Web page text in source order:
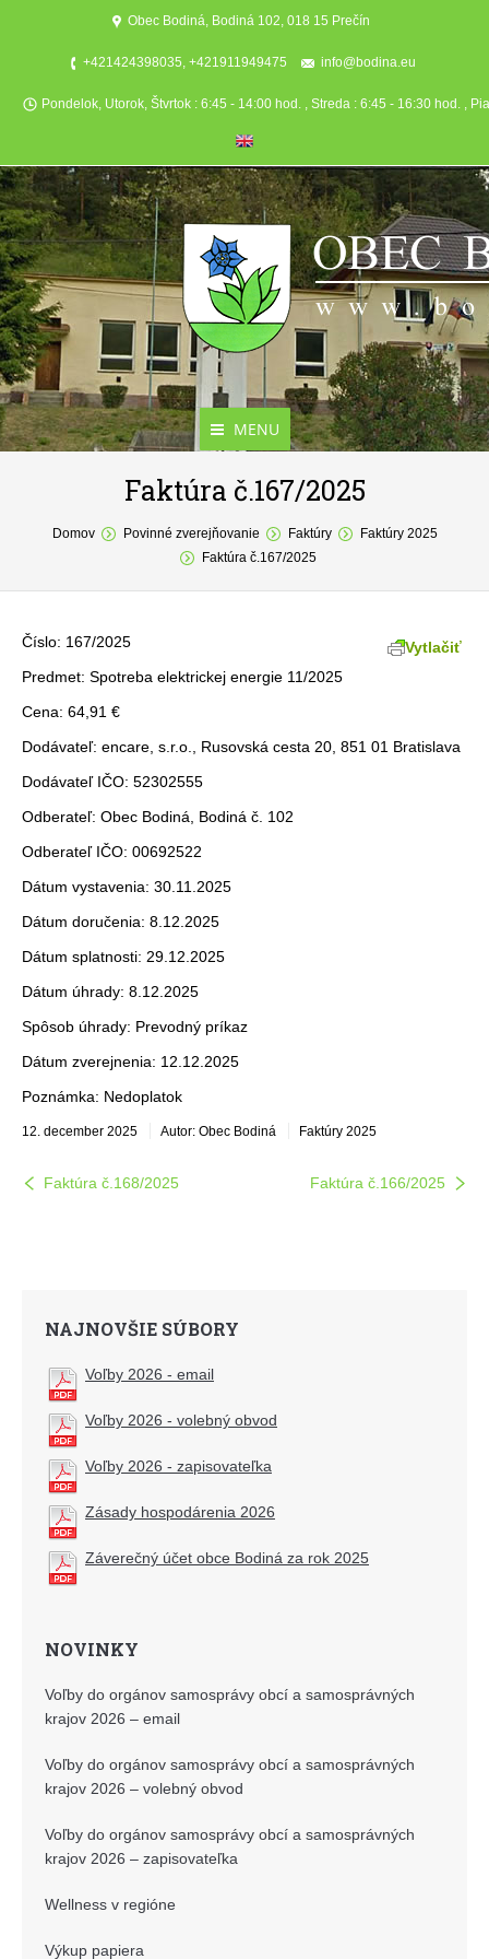
Obec Bodiná, Bodiná 102, 018 15 Prečín
+421424398035, +421911949475 info@bodina.eu
Pondelok, Utorok, Štvrtok : 6:45 - 14:00 hod. , Streda : 6:45 - 16:30 hod. ,
MENU
Aktuality
O obci
Formuláre
Fotogaléria
Kontakt
Faktúra č.167/2025
You are here:
Domov Povinné zverejňovanie Faktúry
Faktúry 2025
Faktúra č.167/2025
Vytlačiť
Číslo: 167/2025
Predmet: Spotreba elektrickej energie 11/2025
Cena: 64,91 €
Dodávateľ: encare, s.r.o., Rusovská cesta 20, 851 01 Bratislava
Dodávateľ IČO: 52302555
Odberateľ: Obec Bodiná, Bodiná č. 102
Odberateľ IČO: 00692522
Dátum vystavenia: 30.11.2025
Dátum doručenia: 8.12.2025
Dátum splatnosti: 29.12.2025
Dátum úhrady: 8.12.2025
Spôsob úhrady: Prevodný príkaz
Dátum zverejnenia: 12.12.2025
Poznámka: Nedoplatok
12. december 2025 Autor: Obec Bodiná Faktúry 2025
Faktúra č.168/2025 Faktúra č.166/2025
NAJNOVŠIE SÚBORY
Voľby 2026 - email
Voľby 2026 - volebný obvod
Voľby 2026 - zapisovateľka
Zásady hospodárenia 2026
Záverečný účet obce Bodiná za rok 2025
NOVINKY
Voľby do orgánov samosprávy obcí a samosprávných
krajov 2026 – email
Voľby do orgánov samosprávy obcí a samosprávných
krajov 2026 – volebný obvod
Voľby do orgánov samosprávy obcí a samosprávných
krajov 2026 – zapisovateľka
Wellness v regióne
Výkup papiera